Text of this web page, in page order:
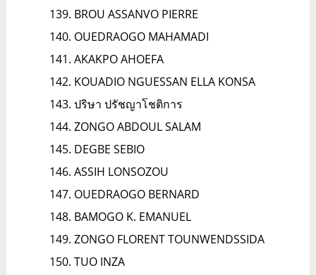
BROU ASSANVO PIERRE
OUEDRAOGO MAHAMADI
AKAKPO AHOEFA
KOUADIO NGUESSAN ELLA KONSA
ปริษา ปรัชญาโชติการ
ZONGO ABDOUL SALAM
DEGBE SEBIO
ASSIH LONSOZOU
OUEDRAOGO BERNARD
BAMOGO K. EMANUEL
ZONGO FLORENT TOUNWENDSSIDA
TUO INZA